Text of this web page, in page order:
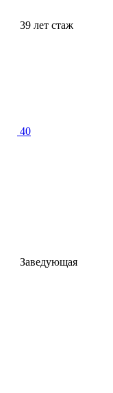
39 лет стаж
40
Заведующая